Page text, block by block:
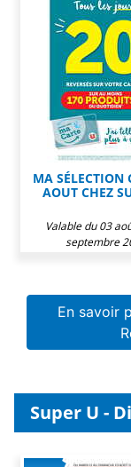
MA SÉLECTION
AOUT CHEZ
Valable du 03
septembre
En savoir
Super U -